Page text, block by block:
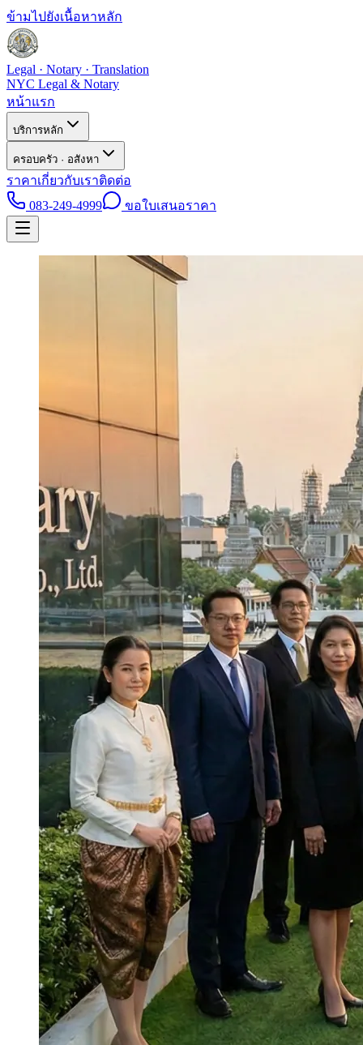
ข้ามไปยังเนื้อหาหลัก
Legal · Notary · Translation
NYC Legal & Notary
หน้าแรก
บริการหลัก
ครอบครัว · อสังหา
ราคาเกี่ยวกับเราติดต่อ
083-249-4999
ขอใบเสนอราคา